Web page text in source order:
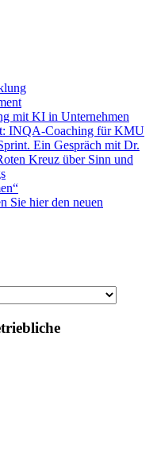
mit KI in Unternehmen
INQA-Coaching für KMU
Ein Gespräch mit Dr.
Kreuz über Sinn und
Sie hier den neuen